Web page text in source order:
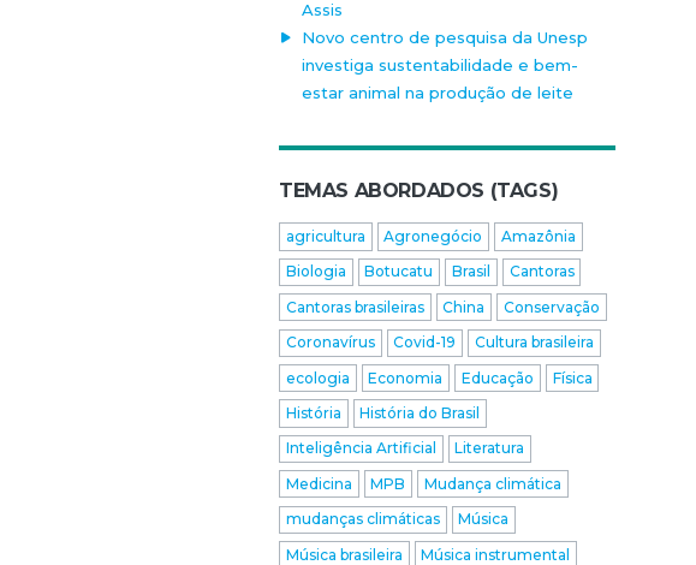
Assis
Novo centro de pesquisa da Unesp
investiga sustentabilidade e bem-
estar animal na produção de leite
TEMAS ABORDADOS (TAGS)
agricultura Agronegócio
Amazônia
Biologia
Botucatu Brasil
Cantoras
Cantoras brasileiras
China
Conservação
Coronavírus
Covid-19
Cultura brasileira
ecologia
Economia Educação
Física
História
História do Brasil
Inteligência Artificial
Literatura
Medicina
MPB
Mudança climática
mudanças climáticas
Música
Música brasileira
Música instrumental